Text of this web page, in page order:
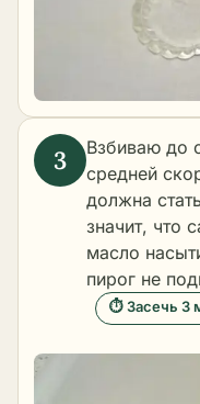
Взбиваю до
средней
должна
значит, что
масло
пирог не
⏱ Засечь 3